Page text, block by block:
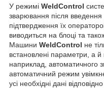
У режимі WeldControl
зварювання після
підтвердження їх
виводиться на блоці та
Машини WeldControl не
встановлені параметри, а
наприклад, автоматичного
автоматичний режим
усі необхідні дані